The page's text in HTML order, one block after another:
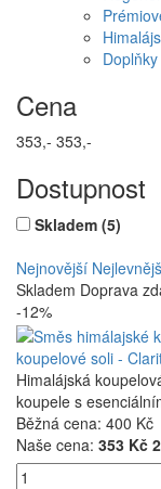
Cena
353,- 353,-
Dostupnost
Skladem (5)
Nejnovější
Skladem Doprava
-12%
koupelové soli -
Himalájská
koupele s
Běžná cena: 400 Kč
Naše cena: 353 Kč